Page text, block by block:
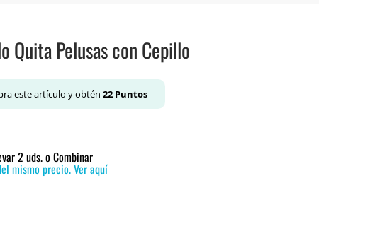
Quita Pelusas con Cepillo
este artículo y obtén 22 Puntos
2 uds. o Combinar
mismo precio. Ver aquí